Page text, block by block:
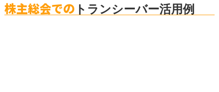
株主総会での トランシーバー活用例